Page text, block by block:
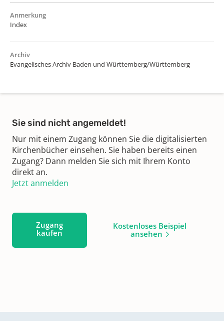
Anmerkung
Index
Archiv
Evangelisches Archiv Baden und Württemberg/Württemberg
Sie sind nicht angemeldet!
Nur mit einem Zugang können Sie die digitalisierten
Kirchenbücher einsehen. Sie haben bereits einen
Zugang? Dann melden Sie sich mit Ihrem Konto
direkt an.
Jetzt anmelden
Zugang
kaufen
Kostenloses Beispiel
ansehen